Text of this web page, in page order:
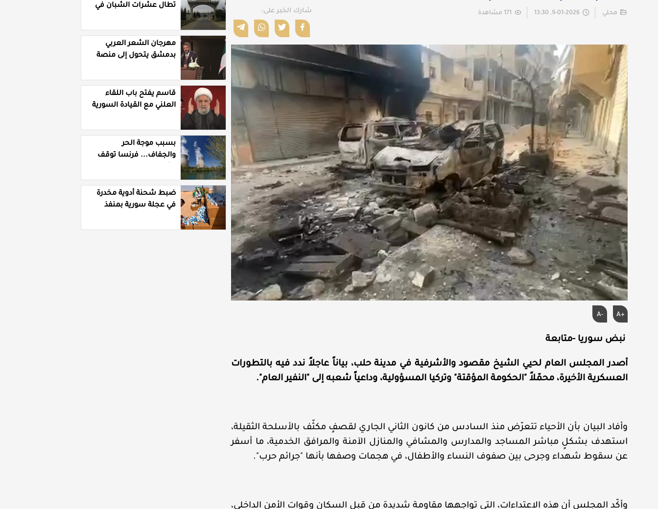
محلي شارك الخبر على:
A+
A-
نبض سوريا -متابعة
أصدر المجلس العام لحيي الشيخ مقصود والأشرفية في مدينة حلب، بياناً عاجلاً ندد فيه بالتطورات
العسكرية الأخيرة، محمّلاً "الحكومة المؤقتة" وتركيا المسؤولية، وداعياً شعبه إلى "النفير العام".
وأفاد البيان بأن الأحياء تتعرّض منذ السادس من كانون الثاني الجاري لقصفٍ مكثّف بالأسلحة الثقيلة،
استهدف بشكلٍ مباشر المساجد والمدارس والمشافي والمنازل الآمنة والمرافق الخدمية، ما أسفر
عن سقوط شهداء وجرحى بين صفوف النساء والأطفال، في هجمات وصفها بأنها "جرائم حرب".
وأكّد المجلس أن هذه الاعتداءات، التي تواجهها مقاومة شديدة من قبل السكان وقوات الأمن الداخلي،
تطال عشرات الشبان في
الشرقي
مهرجان الشعر العربي
بدمشق يتحول إلى منصة
السوريات والعربيات
قاسم يفتح باب اللقاء
العلني مع القيادة السورية
بـ"خدمة إسرائيل"
بسبب موجة الحر
والجفاف... فرنسا توقف
ضبط شحنة أدوية مخدرة
في عجلة سورية بمنفذ